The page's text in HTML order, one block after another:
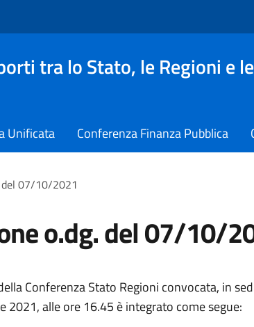
tra lo Stato, le Regioni e
Unificata Conferenza Finanza Pubblica
del 07/10/2021
o.dg. del 07/10/
Conferenza Stato Regioni convocata, in
2021, alle ore 16.45 è integrato come segue: